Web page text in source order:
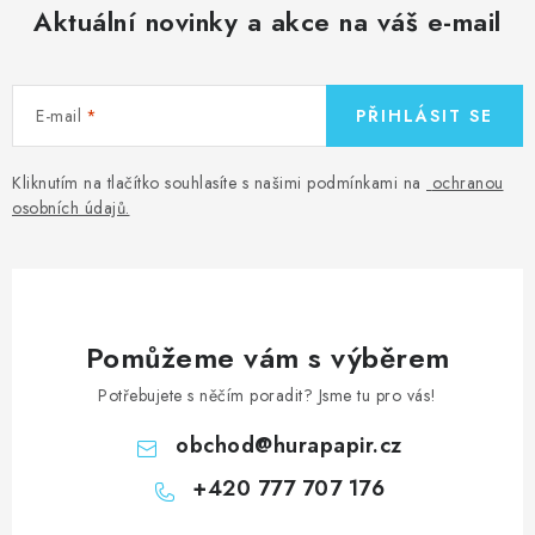
Aktuální novinky a akce na váš e-mail
E-mail
Kliknutím na tlačítko souhlasíte s našimi podmínkami na ochranou
osobních údajů.
PŘIHLÁSIT SE
Pomůžeme vám s výběrem
Potřebujete s něčím poradit? Jsme tu pro vás!
obchod@hurapapir.cz
+420 777 707 176